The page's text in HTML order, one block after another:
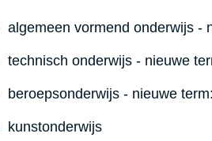
algemeen vormend onderwijs -
technisch onderwijs - nieuwe
beroepsonderwijs - nieuwe
kunstonderwijs